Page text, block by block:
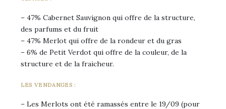
– 47% Cabernet Sauvignon qui offre de la structure,
des parfums et du fruit
– 47% Merlot qui offre de la rondeur et du gras
– 6% de Petit Verdot qui offre de la couleur, de la
structure et de la fraicheur.
LES VENDANGES :
– Les Merlots ont été ramassés entre le 19/09 (pour